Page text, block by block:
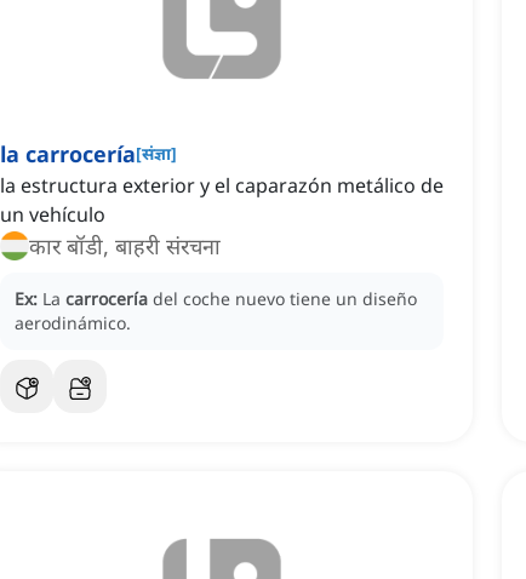
la carrocería[संज्ञा]
la estructura exterior y el caparazón metálico de
un vehículo
कार बॉडी, बाहरी संरचना
Ex: La carrocería del coche nuevo tiene un diseño
aerodinámico.